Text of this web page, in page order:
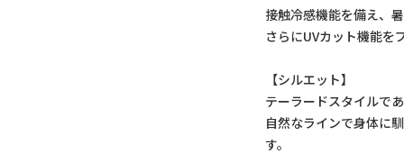
接触冷感機能を備え、
さらにUVカット機能を
【シルエット】
テーラードスタイルで
自然なラインで身体に
す。